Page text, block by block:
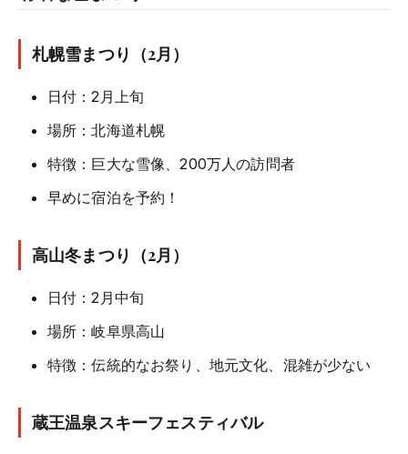
札幌雪まつり（2月）
日付：2月上旬
場所：北海道札幌
特徴：巨大な雪像、200万人の訪問者
早めに宿泊を予約！
高山冬まつり（2月）
日付：2月中旬
場所：岐阜県高山
特徴：伝統的なお祭り、地元文化、混雑が少ない
蔵王温泉スキーフェスティバル